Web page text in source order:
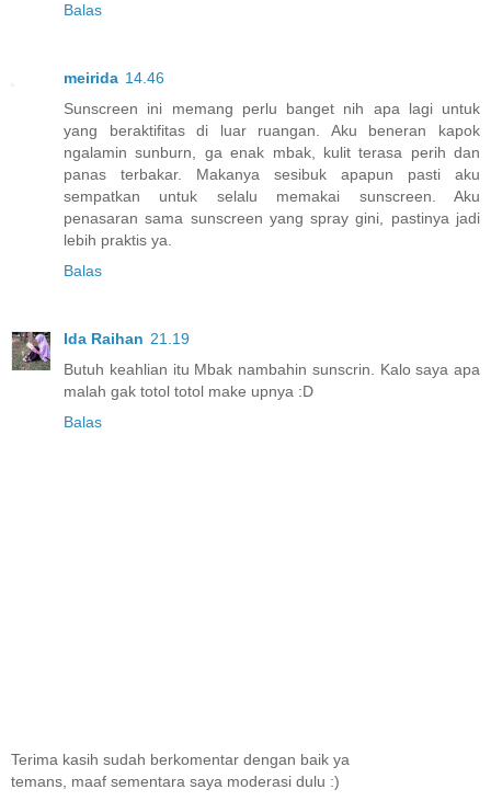
Balas
meirida 14.46
Sunscreen ini memang perlu banget nih apa lagi untuk
yang beraktifitas di luar ruangan. Aku beneran kapok
ngalamin sunburn, ga enak mbak, kulit terasa perih dan
panas terbakar. Makanya sesibuk apapun pasti aku
sempatkan untuk selalu memakai sunscreen. Aku
penasaran sama sunscreen yang spray gini, pastinya jadi
lebih praktis ya.
Balas
Ida Raihan 21.19
Butuh keahlian itu Mbak nambahin sunscrin. Kalo saya apa
malah gak totol totol make upnya :D
Balas
Terima kasih sudah berkomentar dengan baik ya
temans, maaf sementara saya moderasi dulu :)